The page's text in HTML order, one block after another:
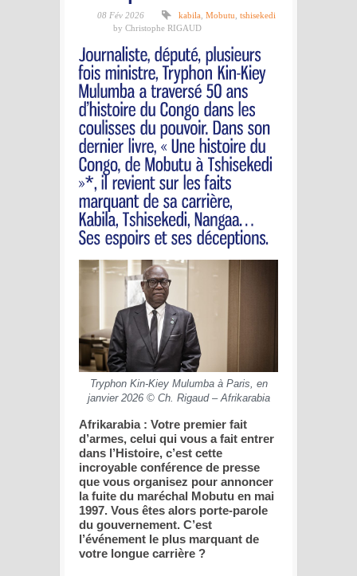
08 Fév 2026 kabila Mobutu tshisekedi
by Christophe RIGAUD
Tryphon Kin-Kiey Mulumba à Paris, en
janvier 2026 © Ch. Rigaud – Afrikarabia
Afrikarabia : Votre premier fait
d’armes, celui qui vous a fait entrer
dans l’Histoire, c’est cette
incroyable conférence de presse
que vous organisez pour annoncer
la fuite du maréchal Mobutu en mai
1997. Vous êtes alors porte-parole
du gouvernement. C’est
l’événement le plus marquant de
votre longue carrière ?